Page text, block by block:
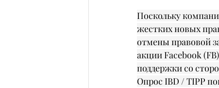
Поскольку
жестких новых
отмены правовой
акции Facebook
поддержки со
Опрос IBD / TIPP